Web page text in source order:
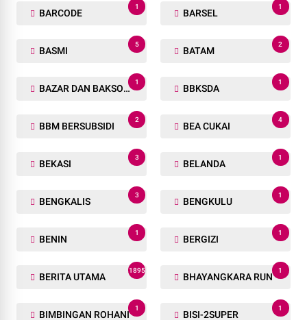
BARCODE
1
BARSEL
1
BASMI
5
BATAM
2
BAZAR DAN BAKSOS RAMADHAN
1
BBKSDA
1
BBM BERSUBSIDI
2
BEA CUKAI
4
BEKASI
3
BELANDA
1
BENGKALIS
3
BENGKULU
1
BENIN
1
BERGIZI
1
BERITA UTAMA
1895
BHAYANGKARA RUN
1
BIMBINGAN ROHANI
1
BISI-2SUPER
1